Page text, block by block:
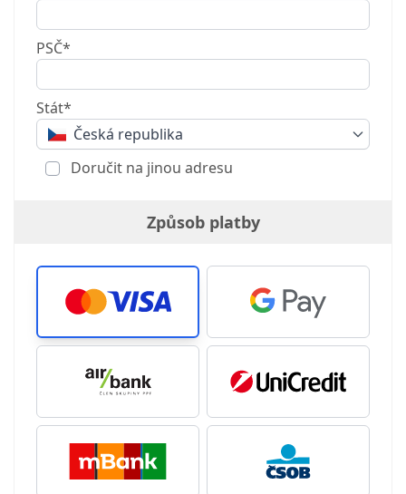
PSČ*
Stát*
Česká republika
Doručit na jinou adresu
Způsob platby